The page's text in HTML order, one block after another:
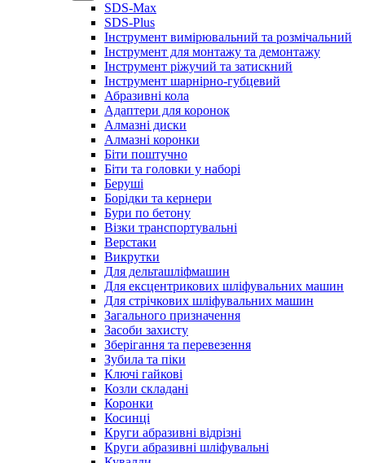
SDS-Max
SDS-Plus
Інструмент вимірювальний та розмічальний
Інструмент для монтажу та демонтажу
Інструмент ріжучий та затискний
Інструмент шарнірно-губцевий
Абразивні кола
Адаптери для коронок
Алмазні диски
Алмазні коронки
Біти поштучно
Біти та головки у наборі
Беруші
Борідки та кернери
Бури по бетону
Візки транспортувальні
Верстаки
Викрутки
Для дельташліфмашин
Для ексцентрикових шліфувальних машин
Для стрічкових шліфувальних машин
Загального призначення
Засоби захисту
Зберігання та перевезення
Зубила та піки
Ключі гайкові
Козли складані
Коронки
Косинці
Круги абразивні відрізні
Круги абразивні шліфувальні